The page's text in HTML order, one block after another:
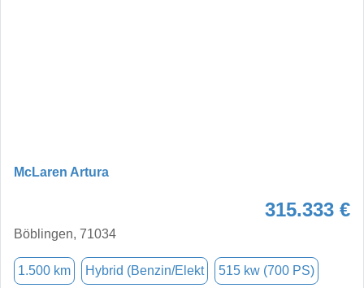
McLaren Artura
315.333 €
Böblingen, 71034
1.500 km Hybrid (Benzin/Elekt 515 kw (700 PS)